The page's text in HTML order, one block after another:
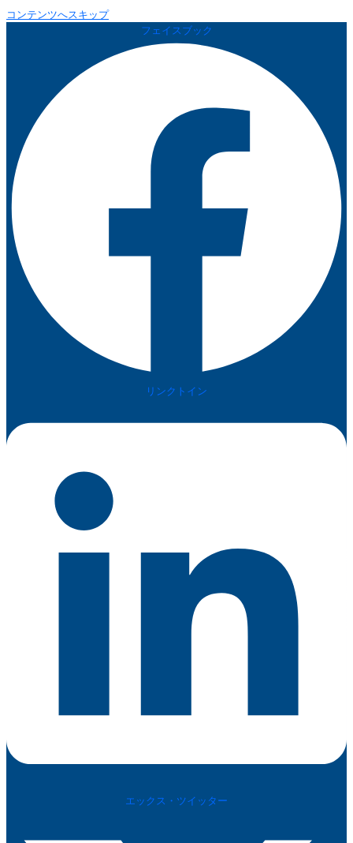
コンテンツへスキップ
フェイスブック
リンクトイン
エックス・ツイッター